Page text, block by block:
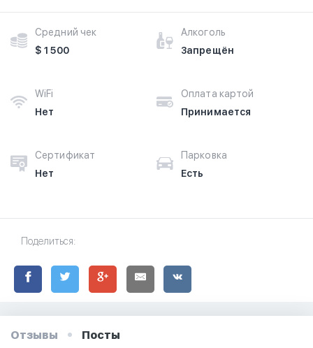
Средний чек
$ 1 500
Алкоголь
Запрещён
WiFi
Нет
Оплата картой
Принимается
Сертификат
Нет
Парковка
Есть
Поделиться:
Отзывы Посты